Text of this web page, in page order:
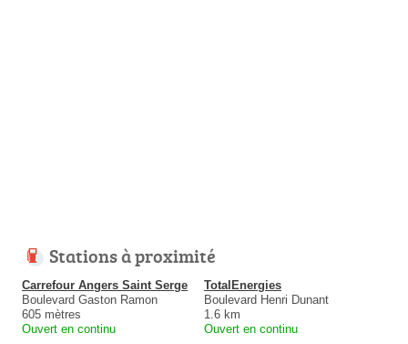
Stations à proximité
Carrefour Angers Saint Serge
Boulevard Gaston Ramon
605 mètres
Ouvert en continu
TotalEnergies
Boulevard Henri Dunant
1.6 km
Ouvert en continu